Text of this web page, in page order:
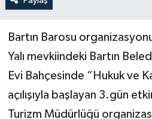
Bartın Barosu
Yalı mevkiindeki Bartın
Evi Bahçesinde “Hukuk ve
açılışıyla başlayan 3.gün
Turizm Müdürlüğü
Yerel Yönetimler
DÜNYA